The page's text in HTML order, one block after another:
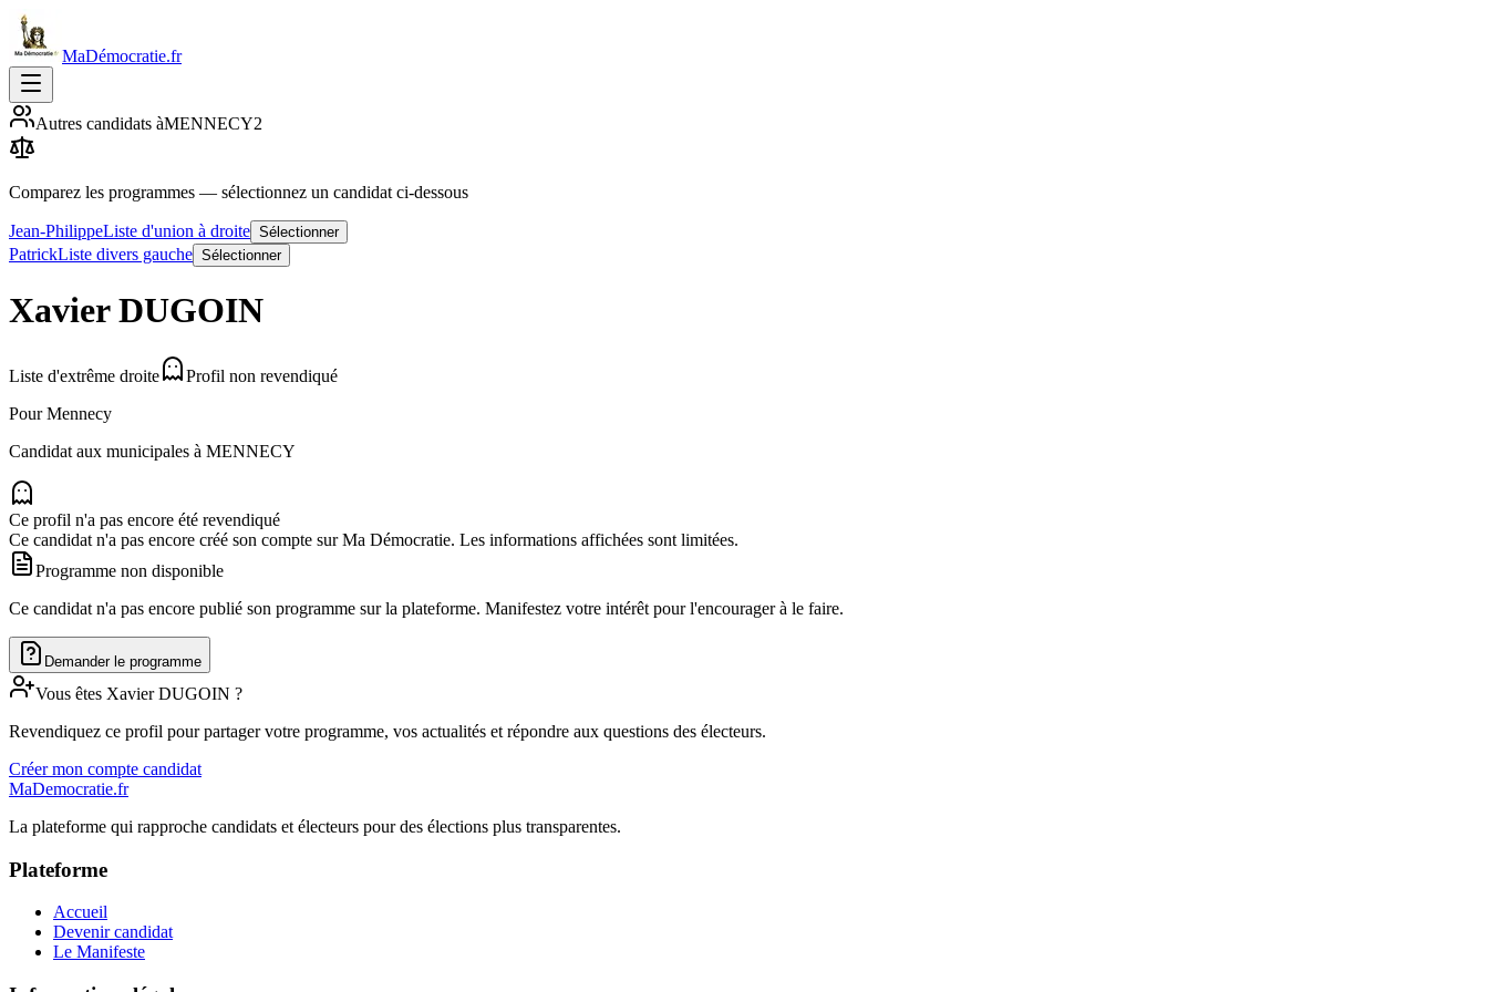
MaDémocratie.fr
Autres candidats àMENNECY2
Comparez les programmes — sélectionnez un candidat ci-dessous
Jean-PhilippeListe d'union à droite Sélectionner
PatrickListe divers gauche Sélectionner
Xavier DUGOIN
Liste d'extrême droite
Profil non revendiqué
Pour Mennecy
Candidat aux municipales à MENNECY
Ce profil n'a pas encore été revendiqué
Ce candidat n'a pas encore créé son compte sur Ma Démocratie. Les informations affichées sont limitées.
Programme non disponible
Ce candidat n'a pas encore publié son programme sur la plateforme. Manifestez votre intérêt pour l'encourager à le faire.
Demander le programme
Vous êtes Xavier DUGOIN ?
Revendiquez ce profil pour partager votre programme, vos actualités et répondre aux questions des électeurs.
Créer mon compte candidat
MaDemocratie.fr
La plateforme qui rapproche candidats et électeurs pour des élections plus transparentes.
Plateforme
Accueil
Devenir candidat
Le Manifeste